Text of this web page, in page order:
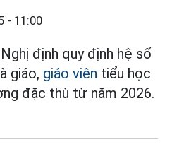
- 11:00
định quy định hệ số
giáo, giáo viên tiểu học
đặc thù từ năm 2026.